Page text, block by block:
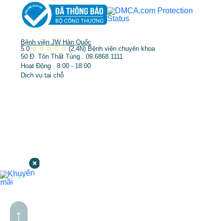
↑
Bệnh viện JW Hàn Quốc
5.0 ✩ ✩ ✩ ✩ ✩ (2,4N) Bệnh viện chuyên khoa
50 Đ. Tôn Thất Tùng . 09.6868.1111
Hoạt Động . 8:00 - 18:00
Dịch vụ tại chỗ